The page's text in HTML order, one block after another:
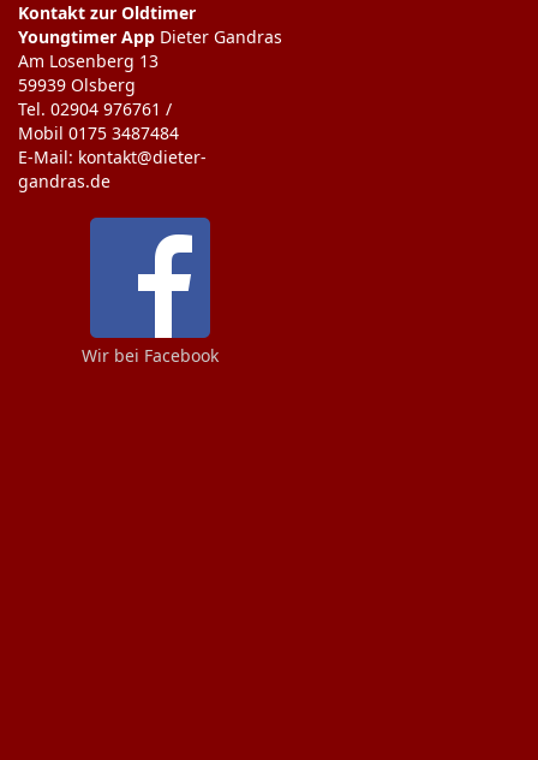
Kontakt zur Oldtimer
Youngtimer App Dieter Gandras
Am Losenberg 13
59939 Olsberg
Tel. 02904 976761 /
Mobil 0175 3487484
E-Mail: kontakt@dieter-
gandras.de
Wir bei Facebook